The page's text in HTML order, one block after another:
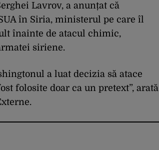
Lavrov, a anunțat că
în Siria, ministerul pe care îl
înainte de atacul chimic,
siriene.
a luat decizia să atace
folosite doar ca un pretext”, arată